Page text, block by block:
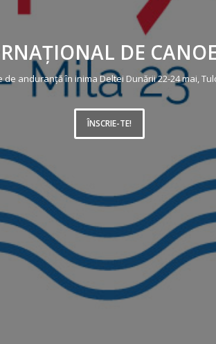
DE
de anduranță în inima Deltei Dunării 22-24 mai,
ÎNSCRIE-TE!